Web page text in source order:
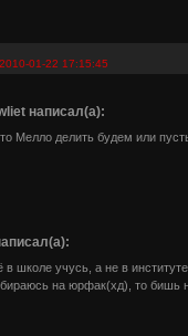
2010-01-22 17:15:45
написал(а):
Мелло делить будем или
в школе учусь, а не в
на юрфак(хд), то бишь